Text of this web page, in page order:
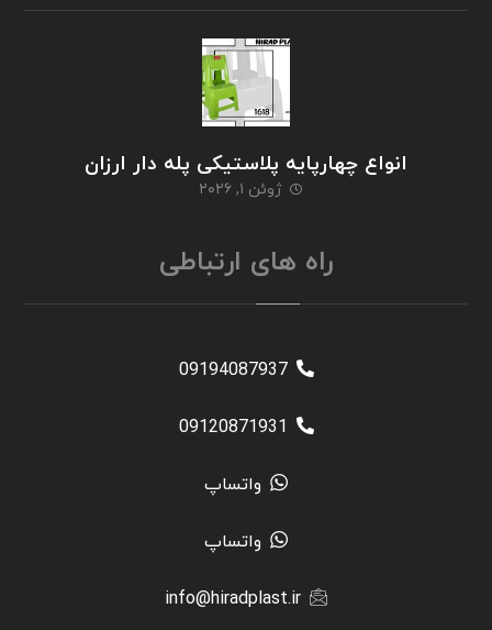
انواع چهارپایه پلاستیکی پله دار ارزان
ژوئن ۱, ۲۰۲۶
راه های ارتباطی
09194087937
09120871931
واتساپ
واتساپ
info@hiradplast.ir